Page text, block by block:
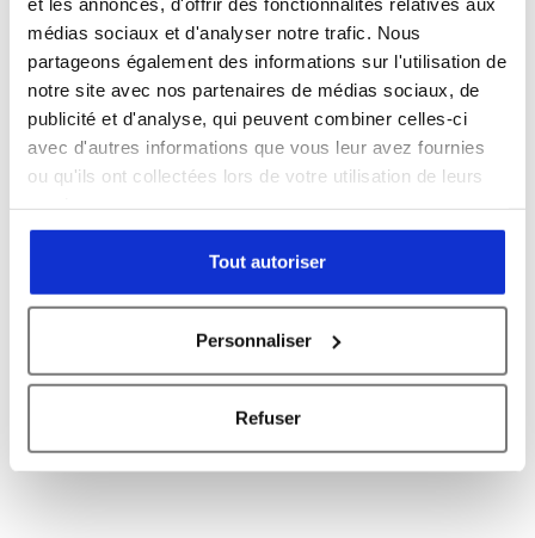
médias sociaux et d'analyser notre trafic. Nous
partageons également des informations sur l'utilisation de
notre site avec nos partenaires de médias sociaux, de
publicité et d'analyse, qui peuvent combiner celles-ci
avec d'autres informations que vous leur avez fournies
ou qu'ils ont collectées lors de votre utilisation de leurs
Tout autoriser
Personnaliser
Refuser
Attach a file (.jpg .pdf .png, 2mo max)
leave
empty.